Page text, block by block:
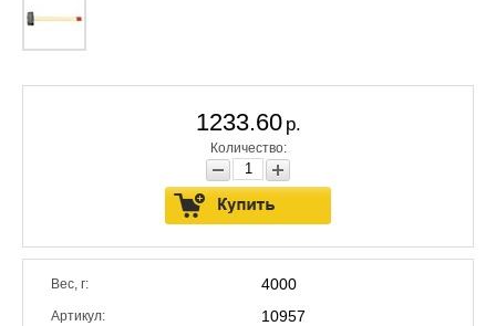
1233.60 р.
Количество:
Вес, г: 4000
Артикул: 10957